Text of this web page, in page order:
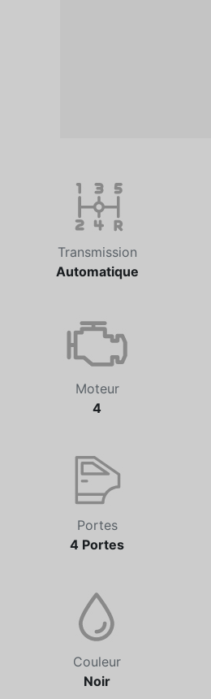
Transmission
Automatique
Moteur
4
Portes
4 Portes
Couleur
Noir